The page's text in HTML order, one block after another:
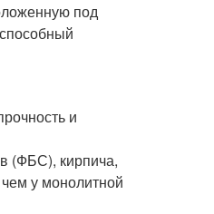
под
и
(ФБС), кирпича,
у монолитной